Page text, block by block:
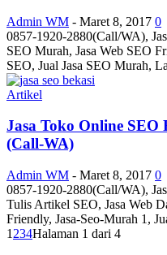
Admin WM - Maret 8, 2017 0
0857-1920-2880(Call/WA),
SEO Murah, Jasa Web SEO
SEO, Jual Jasa SEO Murah,
Artikel
Jasa Toko Online SEO
(Call-WA)
Admin WM - Maret 8, 2017 0
0857-1920-2880(Call/WA),
Tulis Artikel SEO, Jasa Web
Friendly, Jasa-Seo-Murah 1,
1 234Halaman 1 dari 4